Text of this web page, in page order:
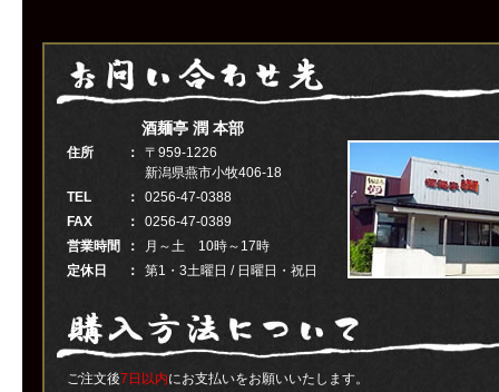
酒麺亭 潤 本部
住所 ：
〒959-1226
新潟県燕市小牧406-18
TEL
：
0256-47-0388
FAX
：
0256-47-0389
営業時間
：
月～土 10時～17時
定休日
： 第1・3土曜日 / 日曜日・祝日
ご注文後7日以内にお支払いをお願いいたします。